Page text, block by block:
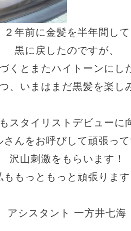
２年前に金髪を半年間して
黒に戻したのですが、
くとまたハイトーンにし
、いまはまだ黒髪を楽
スタイリストデビューに
さんをお呼びして頑張っ
沢山刺激をもらいます！
ももっともっと頑張りま
アシスタント 一方井七海